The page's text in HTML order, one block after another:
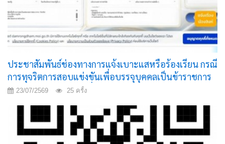
ประชาสัมพันธ์ช่องทางการแจ้งเบาะแสหรือร้องเรียน กรณี
การทุจริตการสอบแข่งขันเพื่อบรรจุบุคคลเป็นข้าราชการ
หรือพนักงานส่วนท้องถิ่น
23/07/2569 25 ครั้ง